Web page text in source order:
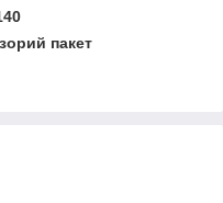
пакет